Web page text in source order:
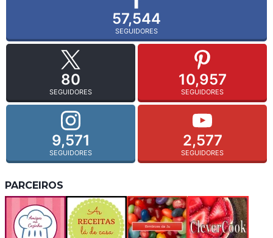
57,544
SEGUIDORES
80
SEGUIDORES
10,957
SEGUIDORES
9,571
SEGUIDORES
2,577
SEGUIDORES
PARCEIROS